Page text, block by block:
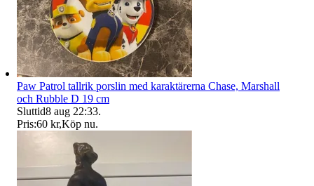
Paw Patrol tallrik porslin med karaktärerna Chase, Marshall
och Rubble D 19 cm
Sluttid8 aug 22:33.
Pris:60 kr,Köp nu.